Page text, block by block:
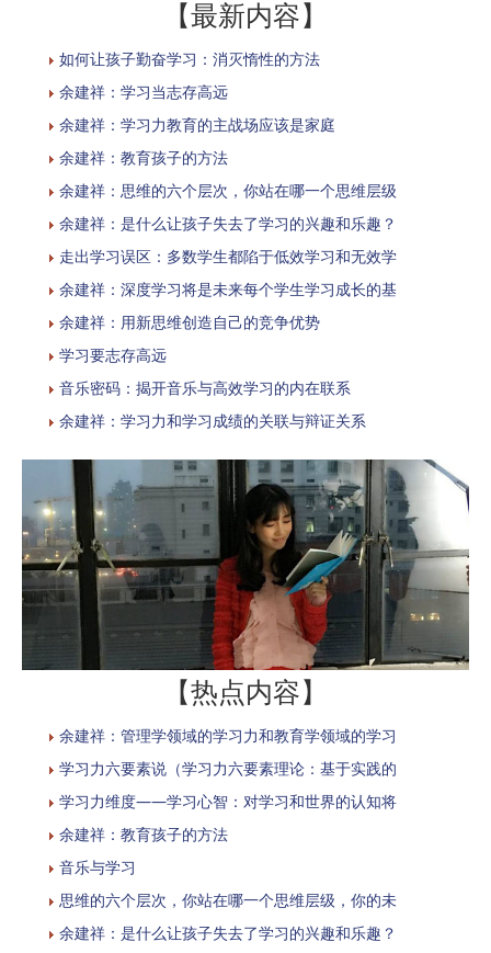
【最新内容】
如何让孩子勤奋学习：消灭惰性的方法
余建祥：学习当志存高远
余建祥：学习力教育的主战场应该是家庭
余建祥：教育孩子的方法
余建祥：思维的六个层次，你站在哪一个思维层级
余建祥：是什么让孩子失去了学习的兴趣和乐趣？
走出学习误区：多数学生都陷于低效学习和无效学
余建祥：深度学习将是未来每个学生学习成长的基
余建祥：用新思维创造自己的竞争优势
学习要志存高远
音乐密码：揭开音乐与高效学习的内在联系
余建祥：学习力和学习成绩的关联与辩证关系
【热点内容】
余建祥：管理学领域的学习力和教育学领域的学习
学习力六要素说（学习力六要素理论：基于实践的
学习力维度——学习心智：对学习和世界的认知将
余建祥：教育孩子的方法
音乐与学习
思维的六个层次，你站在哪一个思维层级，你的未
余建祥：是什么让孩子失去了学习的兴趣和乐趣？